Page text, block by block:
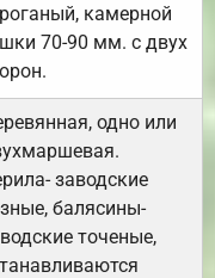
камерной
70-90 мм. с двух
одно или
заводские
балясины-
точеные,